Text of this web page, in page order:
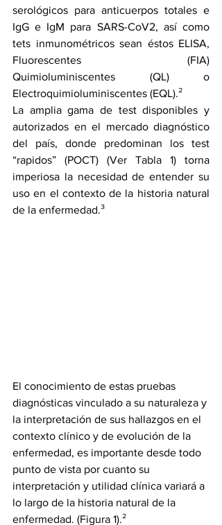
serológicos para anticuerpos totales e
IgG e IgM para SARS-CoV2, así como
tets inmunométricos sean éstos ELISA,
Fluorescentes (FIA)
Quimioluminiscentes (QL) o
Electroquimioluminiscentes (EQL).²
La amplia gama de test disponibles y
autorizados en el mercado diagnóstico
del país, donde predominan los test
“rapidos” (POCT) (Ver Tabla 1) torna
imperiosa la necesidad de entender su
uso en el contexto de la historia natural
de la enfermedad.³
El conocimiento de estas pruebas
diagnósticas vinculado a su naturaleza y
la interpretación de sus hallazgos en el
contexto clínico y de evolución de la
enfermedad, es importante desde todo
punto de vista por cuanto su
interpretación y utilidad clínica variará a
lo largo de la historia natural de la
enfermedad. (Figura 1).²